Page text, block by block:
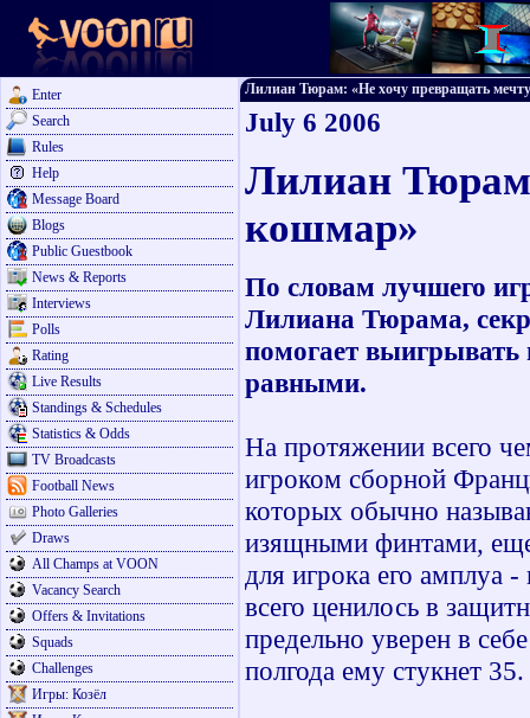
Enter
Search
Rules
Help
Message Board
Blogs
Public Guestbook
News & Reports
Interviews
Polls
Rating
Live Results
Standings & Schedules
Statistics & Odds
TV Broadcasts
Football News
Photo Galleries
Draws
All Champs at VOON
Vacancy Search
Offers & Invitations
Squads
Challenges
Игры: Козёл
Лилиан Тюрам: «Не хочу превращать
July 6 2006
Лилиан
кошмар»
По словам лучшего
Лилиана Тюрама,
помогает
равными.
На протяжении всего
игроком сборной
которых обычно
изящными финтами, еще
для игрока его амплуа
всего ценилось в
предельно уверен в
полгода ему стукнет 35.